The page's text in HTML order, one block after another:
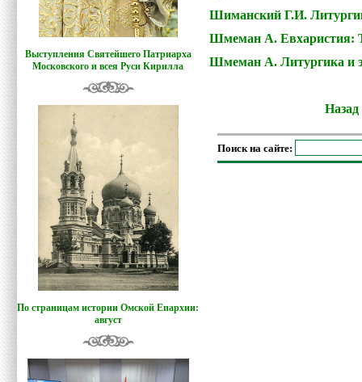
Выступления Святейшего Патриарха
Московского и всея Руси Кирилла
По страницам истории Омской Епархии:
август
Шиманский Г.И.
Шмеман А. Евхаристия:
Шмеман А. Литургика и
Поиск на сайте: